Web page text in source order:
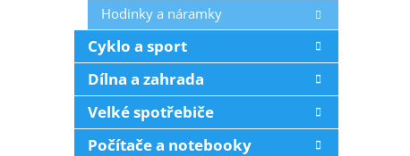
Hodinky a náramky
Cyklo a sport
Dílna a zahrada
Velké spotřebiče
Počítače a notebooky